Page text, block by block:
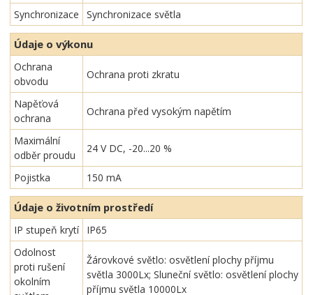
Synchronizace
Synchronizace světla
Údaje o výkonu
Ochrana
obvodu
Ochrana proti zkratu
Napěťová
ochrana
Ochrana před vysokým napětím
Maximální
odběr proudu
24 V DC, -20...20 %
Pojistka 150 mA
Údaje o životním prostředí
IP stupeň krytí
IP65
Odolnost
proti rušení
okolním
Žárovkové světlo: osvětlení plochy příjmu
světla 3000Lx; Sluneční světlo: osvětlení plochy
příjmu světla 10000Lx